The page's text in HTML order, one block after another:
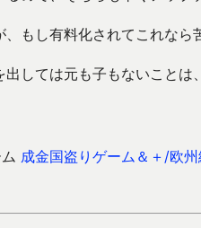
もし有料化されてこれなら
しては元も子もないことは
成金国盗りゲーム＆＋/欧